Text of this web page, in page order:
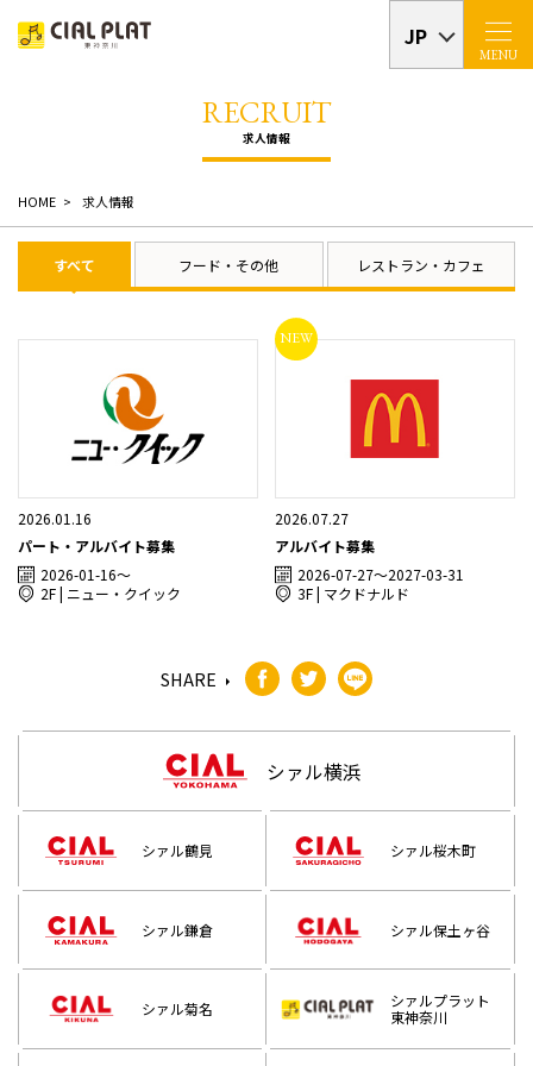
MENU
JP
HOME 求人情報
すべて フード・その他 レストラン・カフェ
2026.01.16
パート・アルバイト募集
2026-01-16～
2F | ニュー・クイック
2026.07.27
アルバイト募集
2026-07-27～2027-03-31
3F | マクドナルド
SHARE
シァル横浜
シァル鶴見 シァル桜木町
シァル鎌倉 シァル保土ヶ谷
シァル菊名
シァルプラット
東神奈川